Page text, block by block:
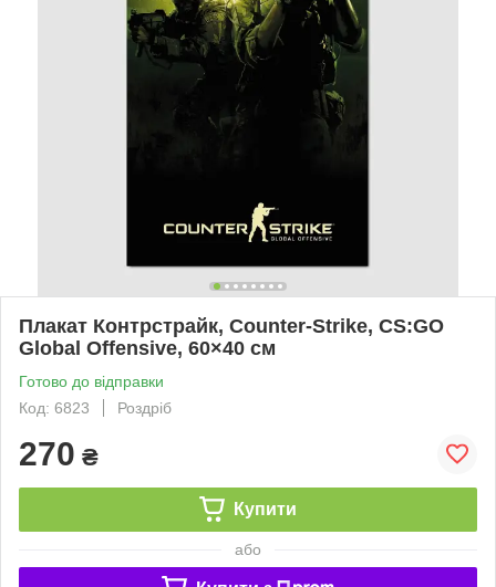
Плакат Контрстрайк, Counter-Strike, CS:GO
Global Offensive, 60×40 см
Готово до відправки
Код: 6823
Роздріб
270 ₴
Купити
або